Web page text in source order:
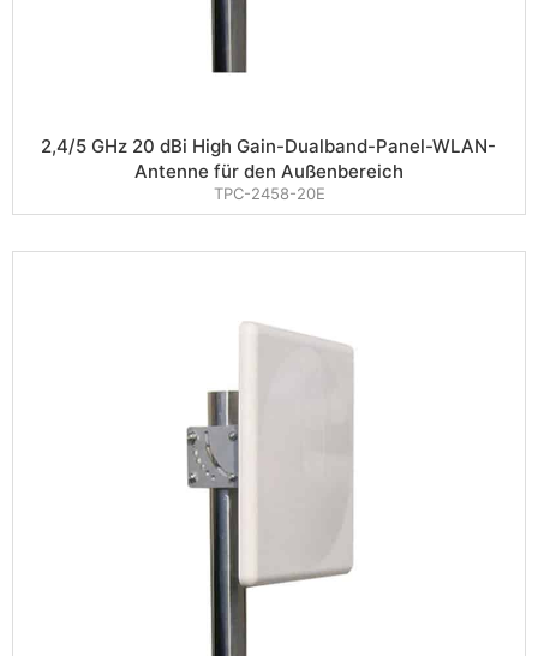
2,4/5 GHz 20 dBi High Gain-Dualband-Panel-WLAN-
Antenne für den Außenbereich
TPC-2458-20E